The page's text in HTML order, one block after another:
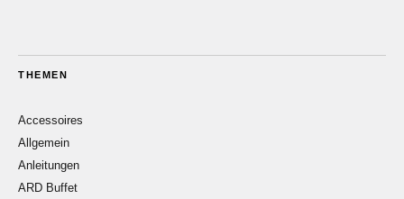
THEMEN
Accessoires
Allgemein
Anleitungen
ARD Buffet